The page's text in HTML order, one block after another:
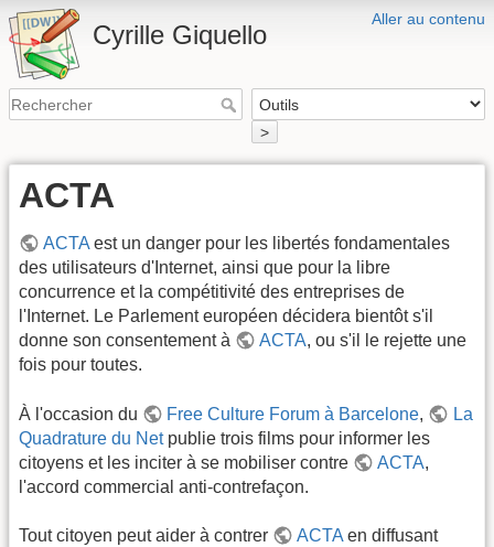
Aller au contenu
Cyrille Giquello
>
ACTA
ACTA est un danger pour les libertés fondamentales
des utilisateurs d'Internet, ainsi que pour la libre
concurrence et la compétitivité des entreprises de
l'Internet. Le Parlement européen décidera bientôt s'il
donne son consentement à
ACTA, ou s'il le rejette une
fois pour toutes.
À l'occasion du Free Culture Forum à Barcelone,
La
Quadrature du Netpublie trois films pour informer les
citoyens et les inciter à se mobiliser contre
ACTA,
l'accord commercial anti-contrefaçon.
Tout citoyen peut aider à contrer ACTA en diffusant